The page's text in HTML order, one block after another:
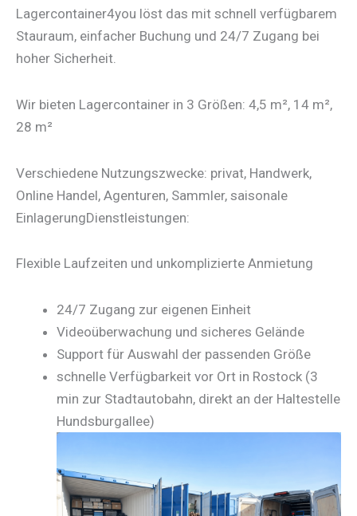
Lagercontainer4you löst das mit schnell verfügbarem
Stauraum, einfacher Buchung und 24/7 Zugang bei
hoher Sicherheit.
Wir bieten Lagercontainer in 3 Größen: 4,5 m², 14 m²,
28 m²
Verschiedene Nutzungszwecke: privat, Handwerk,
Online Handel, Agenturen, Sammler, saisonale
EinlagerungDienstleistungen:
Flexible Laufzeiten und unkomplizierte Anmietung
24/7 Zugang zur eigenen Einheit
Videoüberwachung und sicheres Gelände
Support für Auswahl der passenden Größe
schnelle Verfügbarkeit vor Ort in Rostock (3
min zur Stadtautobahn, direkt an der Haltestelle
Hundsburgallee)